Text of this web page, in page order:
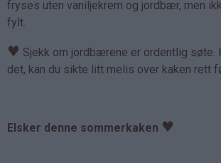
fryses uten vaniljekrem og jordbær, men
fylt.
♥ Sjekk om jordbærene er ordentlig søte.
det, kan du sikte litt melis over kaken rett
Elsker denne sommerkaken ♥